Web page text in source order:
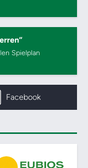
Spielplan
Facebook